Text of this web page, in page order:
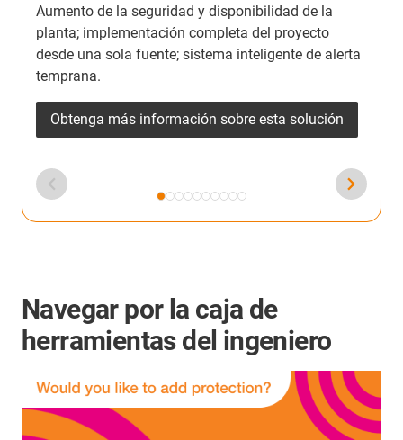
Aumento de la seguridad y disponibilidad de la
planta; implementación completa del proyecto
desde una sola fuente; sistema inteligente de alerta
temprana.
Obtenga más información sobre esta solución
Navegar por la caja de
herramientas del ingeniero